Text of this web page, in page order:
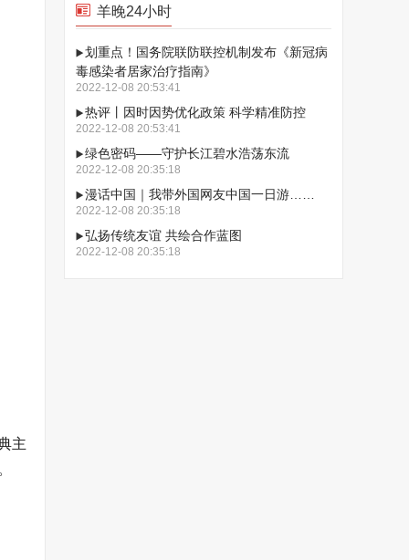
主
羊晚24小时
划重点！国务院联防联控机制发布《新冠病
毒感染者居家治疗指南》
2022-12-08 20:53:41
热评丨因时因势优化政策 科学精准防控
2022-12-08 20:53:41
绿色密码——守护长江碧水浩荡东流
2022-12-08 20:35:18
漫话中国｜我带外国网友中国一日游……
2022-12-08 20:35:18
弘扬传统友谊 共绘合作蓝图
2022-12-08 20:35:18